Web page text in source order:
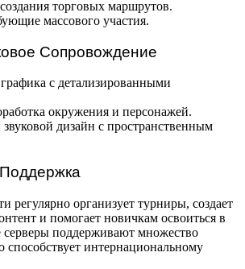
торговых маршрутов.
массового участия.
Сопровождение
с детализированными
окружения и персонажей.
дизайн с пространственным
регулярно организует турниры, создает
и помогает новичкам освоиться в
поддерживают множество
способствует интернациональному